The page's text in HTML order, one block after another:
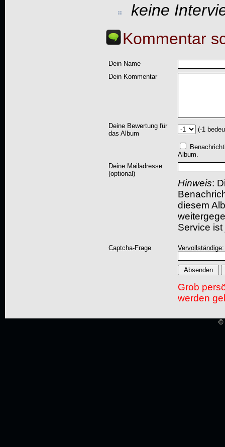
keine
Kommentar
Dein Name
Dein Kommentar
Deine Bewertung für
das Album
(-1
Album.
Deine Mailadresse
(optional)
Hinweis:
diesem
Service
Captcha-Frage
Grob
werden
©